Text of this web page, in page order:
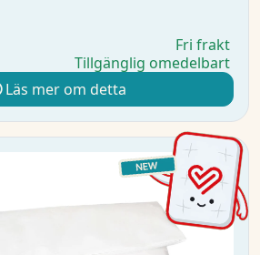
Fri frakt
Tillgänglig omedelbart
Läs mer om detta